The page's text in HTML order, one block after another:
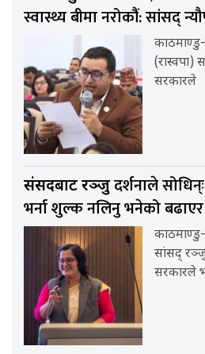
स्वास्थ्य बीमा नरोकौंं: सांसद्
काठमाण्डु–
(रास्वपा)
सरकारले
संसदबाट रञ्जुदर्शनाले
भर्ना शुल्क नलिनु भनेको
काठमाण्डु–
सांसद् रञ्जु
सरकारले